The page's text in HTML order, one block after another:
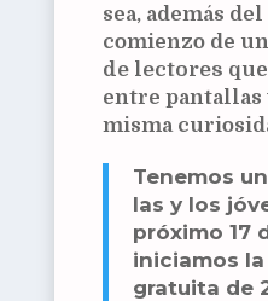
sea, además del
comienzo de
de lectores
entre pantallas
misma
Tenemos
las y los
próximo 17
iniciamos
gratuita de